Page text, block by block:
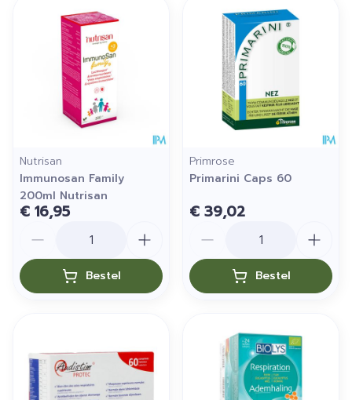
Nutrisan
Immunosan Family
200ml Nutrisan
€ 16,95
Bestel
Primrose
Primarini Caps 60
€ 39,02
Bestel